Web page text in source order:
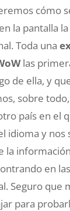
cómo
la pantalla
Toda una
las
de ella, y
sobre
país en el
idioma y nos
la
en
Seguro que
para